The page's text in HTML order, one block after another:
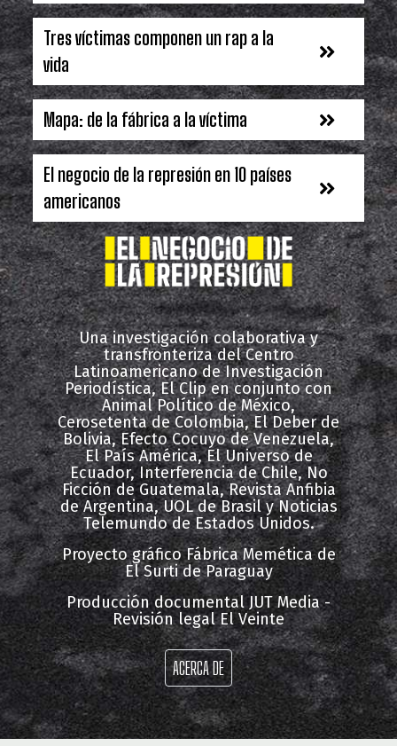
Tres víctimas componen un rap a la
vida
Mapa: de la fábrica a la víctima
El negocio de la represión en 10 países
americanos
Argentina
Bolivia
Brasil
Chile
Colombia
Ecuador
Estados Unidos
Guatemala
Mexico
Venezuela
Una investigación colaborativa y
transfronteriza delCentro
Latinoamericano de Investigación
Periodística, El Clipen conjunto con
Animal Políticode México,
Cerosetentade Colombia,El Deberde
Bolivia,Efecto Cocuyode Venezuela,
El País América,El Universode
Ecuador,Interferenciade Chile,No
Ficciónde Guatemala,Revista Anfibia
de Argentina,UOLde Brasil yNoticias
Telemundode Estados Unidos.
Proyecto gráficoFábrica Meméticade
El Surtide Paraguay
Producción documentalJUT Media-
Revisión legalEl Veinte
ACERCA DE